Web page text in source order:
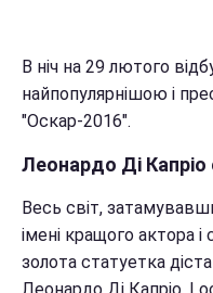
В ніч на 29 лютого
найпопулярнішою і
"Оскар-2016".
Леонардо Ді
Весь світ,
імені кращого актора
золота статуетка